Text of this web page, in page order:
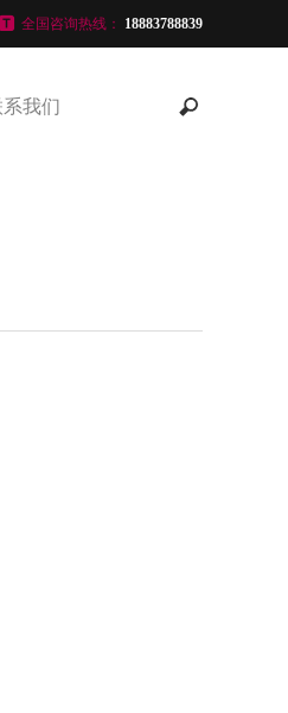
全国咨询热线： 18883788839
我们